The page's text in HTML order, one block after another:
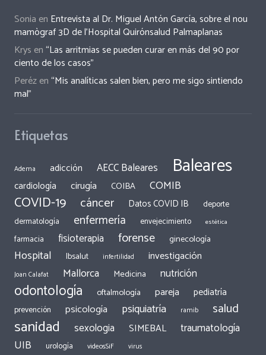
Sonia en Entrevista al Dr. Miguel Antón García, sobre el nou
mamògraf 3D de l’Hospital Quirónsalud Palmaplanas
Krys en“Las arritmias se pueden curar en más del 90 por
ciento de los casos”
Perézen“Mis analíticas salen bien, pero me sigo sintiendo
mal”
Etiquetas
Adema adicción AECC Baleares Baleares
cardiología cirugía COIBA COMIB
COVID-19 cáncer Datos COVID IB
deporte
dermatología
enfermería envejecimiento estética
farmacia fisioterapia forense ginecología
Hospital Ibsalut infertilidad investigación
Joan Calafat Mallorca Medicina nutrición
odontología oftalmología pareja pediatría
prevención psicología psiquiatría ramib salud
sanidad sexologia SIMEBAL traumatología
UIB urología videosSiF virus